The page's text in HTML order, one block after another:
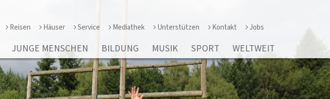
Reisen Häuser Service Mediathek Unterstützen Kontakt Jobs
JUNGE MENSCHEN BILDUNG MUSIK SPORT WELTWEIT